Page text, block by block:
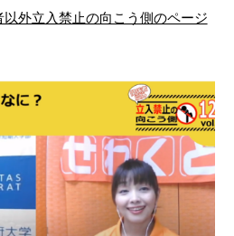
外立入禁止の向こう側のページ